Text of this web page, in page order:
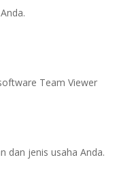
Team Viewer
dan jenis usaha Anda.